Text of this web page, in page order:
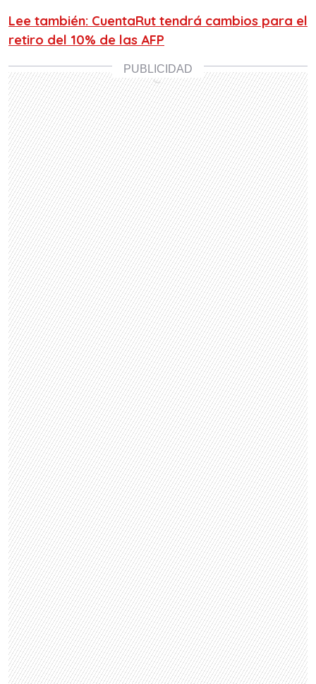
Lee también: CuentaRut tendrá cambios para el
retiro del 10% de las AFP